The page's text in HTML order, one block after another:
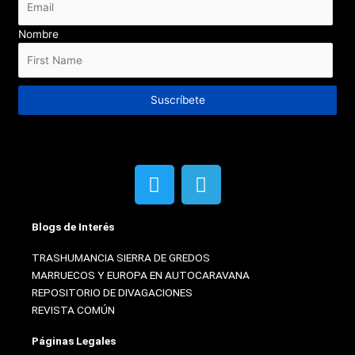
Nombre
Suscríbete
T
w
t
e
r
T
e
g
r
Blogs de Interés
TRASHUMANCIA SIERRA DE GREDOS
MARRUECOS Y EUROPA EN AUTOCARAVANA
REPOSITORIO DE DIVAGACIONES
REVISTA COMÚN
Páginas Legales